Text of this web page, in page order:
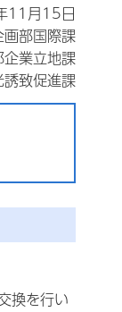
11月15日
部国際課
業立地課
致促進課
換を行い